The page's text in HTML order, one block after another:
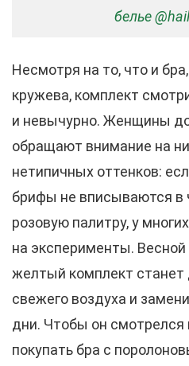
белье
Несмотря на то, что и
кружева, комплект
и невычурно. Женщины до
обращают внимание на
нетипичных оттенков:
брифы не вписываются в
розовую палитру, у
на эксперименты.
желтый комплект станет
свежего воздуха и
дни. Чтобы он смотрелся
покупать бра с